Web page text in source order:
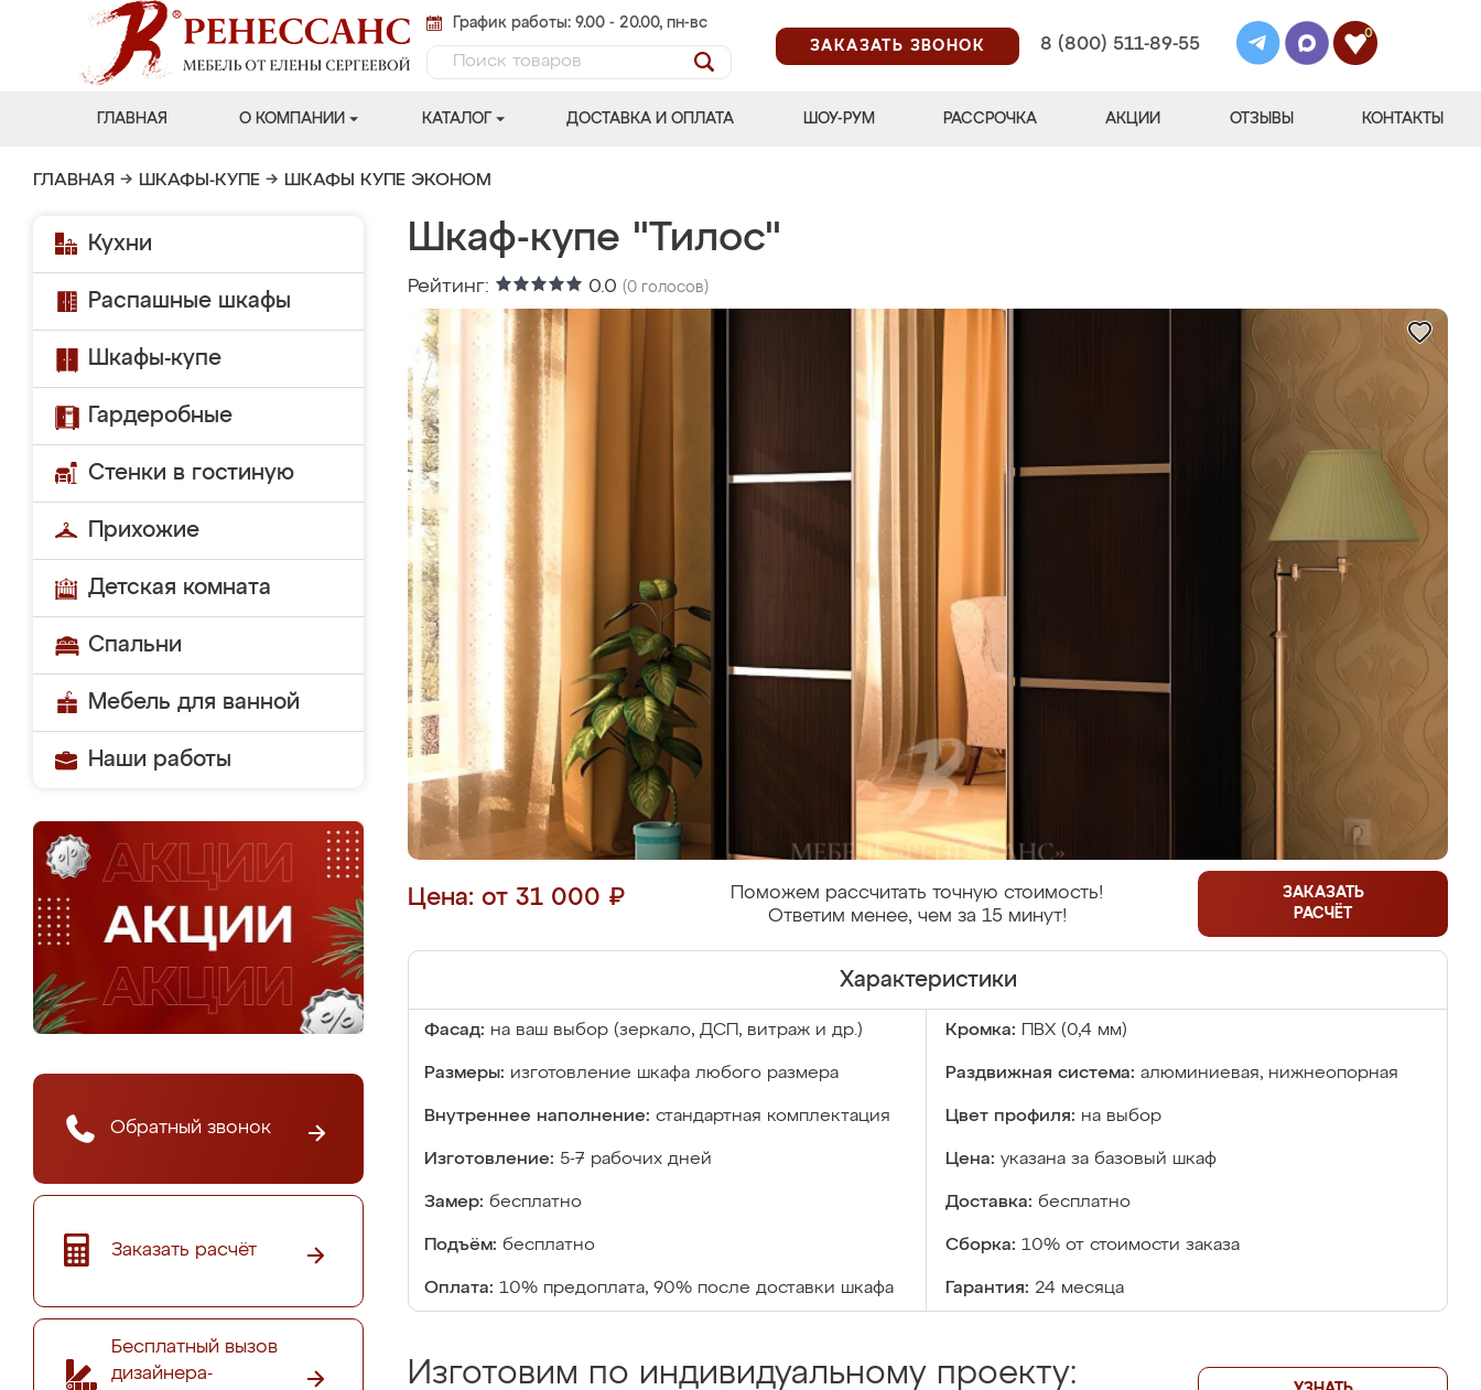
График работы: 9.00 - 20.00, пн-вс
ЗАКАЗАТЬ ЗВОНОК
8 (800) 511-89-55
0
ГЛАВНАЯ О КОМПАНИИ КАТАЛОГ ДОСТАВКА И ОПЛАТА ШОУ-РУМ РАССРОЧКА АКЦИИ ОТЗЫВЫ КОНТАКТЫ
ГЛАВНАЯ → ШКАФЫ-КУПЕ → ШКАФЫ КУПЕ ЭКОНОМ
Кухни
Распашные шкафы
Шкафы-купе
Гардеробные
Стенки в гостиную
Прихожие
Детская комната
Спальни
Мебель для ванной
Наши работы
Обратный звонок
Заказать расчёт
Бесплатный вызов
дизайнера-
Шкаф-купе "Тилос"
Рейтинг: 0.0 (0 голосов)
Цена: от 31 000 ₽
Поможем рассчитать точную стоимость!
Ответим менее, чем за 15 минут!
ЗАКАЗАТЬ
РАСЧЁТ
Характеристики
Фасад: на ваш выбор (зеркало, ДСП, витраж и др.) Кромка: ПВХ (0,4 мм)
Размеры: изготовление шкафа любого размера Раздвижная система: алюминиевая, нижнеопорная
Внутреннее наполнение: стандартная комплектация Цвет профиля: на выбор
Изготовление: 5-7 рабочих дней Цена: указана за базовый шкаф
Замер: бесплатно Доставка: бесплатно
Подъём: бесплатно Сборка: 10% от стоимости заказа
Оплата: 10% предоплата, 90% после доставки шкафа Гарантия: 24 месяца
Изготовим по индивидуальному проекту: